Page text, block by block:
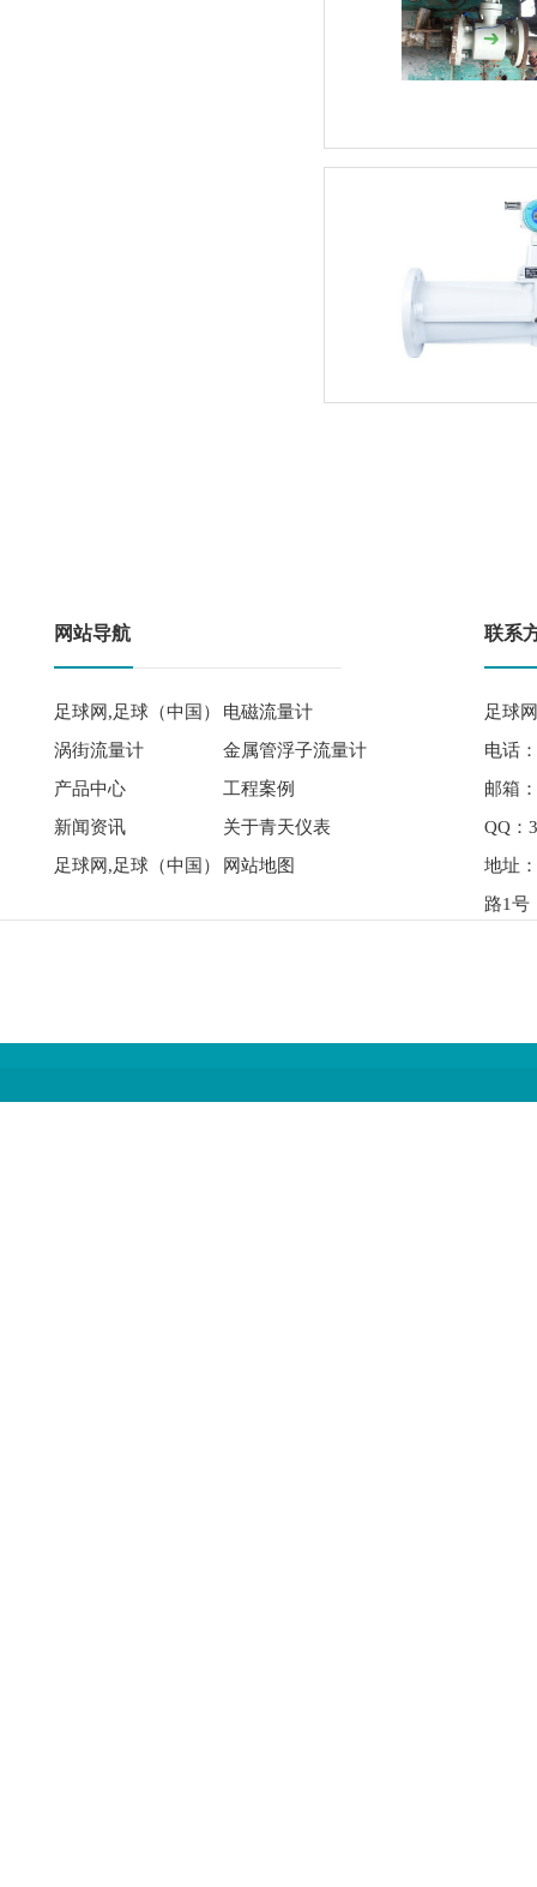
网站导航
足球网,足球（中国）
电磁流量计
涡街流量计
金属管浮子流量计
产品中心
工程案例
新闻资讯
关于青天仪表
足球网,足球（中国）
网站地图
联系
足球
电话
邮箱
QQ：
地址
路1号